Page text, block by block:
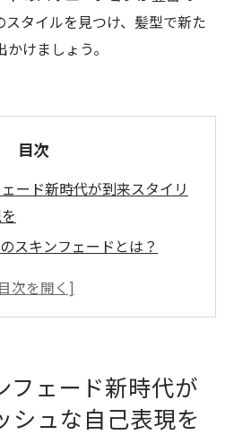
タイルを見つけ、髪型で新た
けましょう。
目次
ード新時代が到来スタイリ
スキンフェードとは？
で表現する独自のスタイル
なスキンフェードの秘密を
フェード新時代が
シュな自己表現を